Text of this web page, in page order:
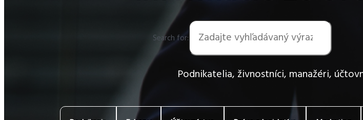
Search for:
Podnikatelia, živnostníci, manažéri,